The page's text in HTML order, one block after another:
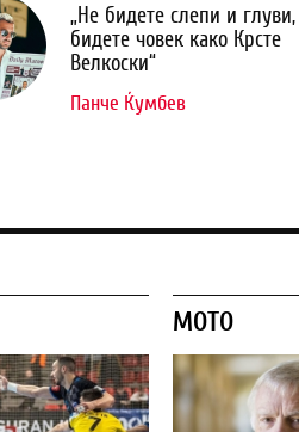
„Не бидете слепи и глуви,
бидете човек како Крсте
Велкоски“
Панче Ќумбев
МОТО